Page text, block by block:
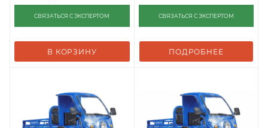
СВЯЗАТЬСЯ С ЭКСПЕРТОМ
В КОРЗИНУ
СВЯЗАТЬСЯ С ЭКСПЕРТОМ
ПОДРОБНЕЕ